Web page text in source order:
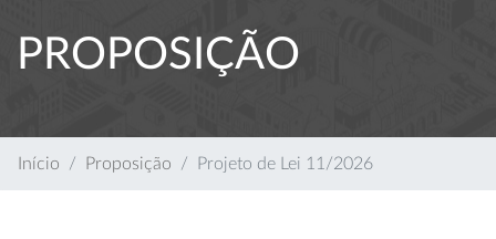
PROPOSIÇÃO
Início Proposição Projeto de Lei 11/2026